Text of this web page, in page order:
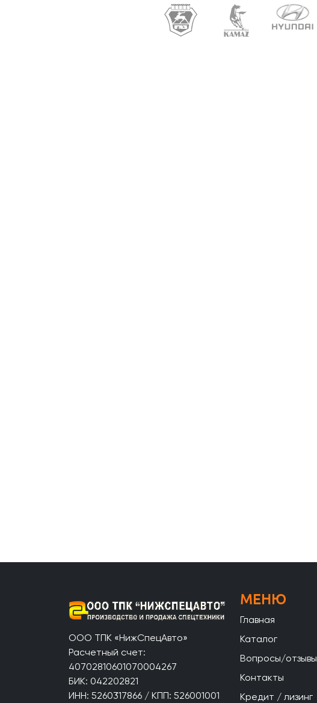
ООО ТПК «НижСпецАвто»
Расчетный счет:
40702810601070004267
БИК: 042202821
ИНН: 5260317866 / КПП: 526001001
МЕНЮ
Главная
Каталог
Вопросы/отзывы
Контакты
Кредит / лизинг